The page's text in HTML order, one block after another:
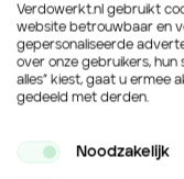
Verstuur
Verdowerkt.nl gebruikt
website betrouwbaar en
gepersonaliseerde
over onze gebruikers,
alles” kiest, gaat u ermee
gedeeld met derden.
Noodzakelijk